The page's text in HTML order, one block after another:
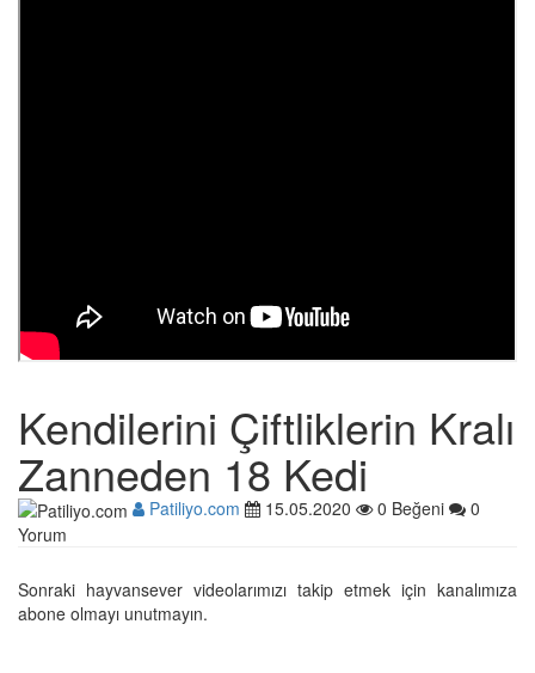
Kendilerini Çiftliklerin Kralı
Zanneden 18 Kedi
Patiliyo.com 15.05.2020 0 Beğeni
0
Yorum
Sonraki hayvansever videolarımızı takip etmek için kanalımıza
abone olmayı unutmayın.